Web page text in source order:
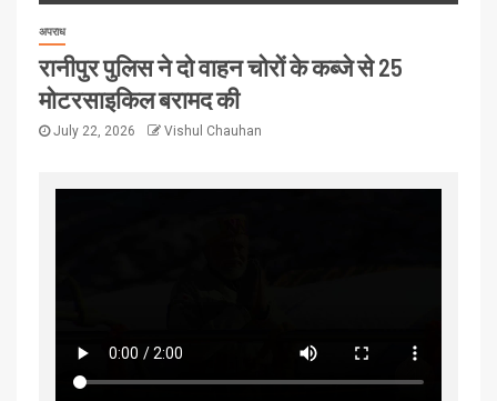
अपराध
रानीपुर पुलिस ने दो वाहन चोरों के कब्जे से 25
मोटरसाइकिल बरामद की
July 22, 2026 Vishul Chauhan